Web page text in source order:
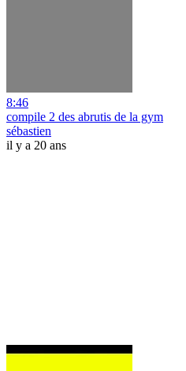
8:46
compile 2 des abrutis de la gym
sébastien
il y a 20 ans